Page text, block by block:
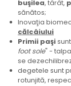
buşilea, târât,
sănătos;
Inovaţia
călcâiului
Primii paşi
foot sole" -
se
degetele sunt
rotunjită,